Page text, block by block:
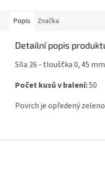
Popis Značka
Detailní popis
Síla 26 - tloušťka 0, 45 mm
Počet kusů v balení:50
Povrch je opředený